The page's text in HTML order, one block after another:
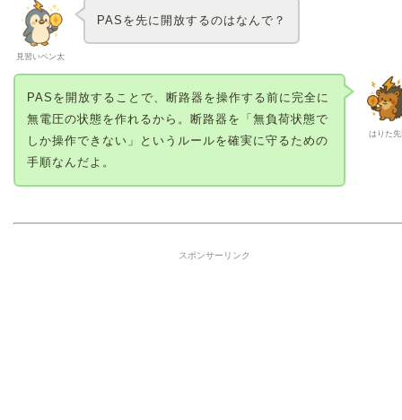
見習いペン太
PASを先に開放するのはなんで？
はりた先
PASを開放することで、断路器を操作する前に完全に
無電圧の状態を作れるから。断路器を「無負荷状態で
しか操作できない」というルールを確実に守るための
手順なんだよ。
スポンサーリンク